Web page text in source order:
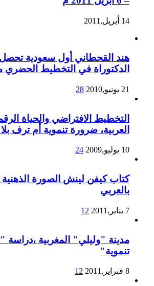
14 أبريل,2011
هند القحطاني أول سعودية
الدكتوراة في التخطيط
21 يونيو,2010 28
التخطيط الافتراضي والحياة
العربية، ضرورة تنموية أم ترف
10 يوليو,2009 24
كتاب كيفن لينش الصورة الذهنية
بالعربي
7 يناير,2011 12
مدينة "وليلي" المغربية ،دراسة
تنموية"
8 فبراير,2011 12